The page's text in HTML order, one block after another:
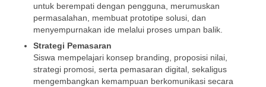
untuk berempati dengan pengguna, merumuskan
permasalahan, membuat prototipe solusi, dan
menyempurnakan ide melalui proses umpan balik.
Strategi Pemasaran
Siswa mempelajari konsep branding, proposisi nilai,
strategi promosi, serta pemasaran digital, sekaligus
mengembangkan kemampuan berkomunikasi secara